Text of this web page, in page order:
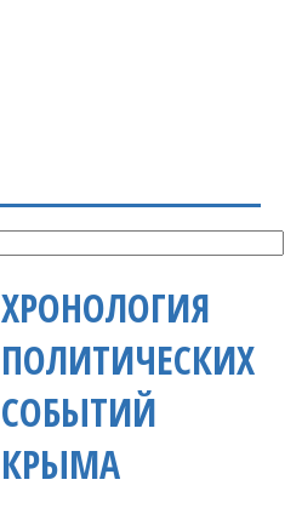
ХРОНОЛОГИЯ
ПОЛИТИЧЕСКИХ
СОБЫТИЙ
КРЫМА